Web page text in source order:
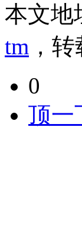
本文地
tm ，
0
顶一